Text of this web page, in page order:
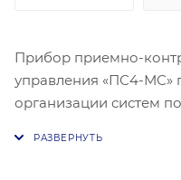
Прибор приемно-
управления «ПС4-МС»
организации систем